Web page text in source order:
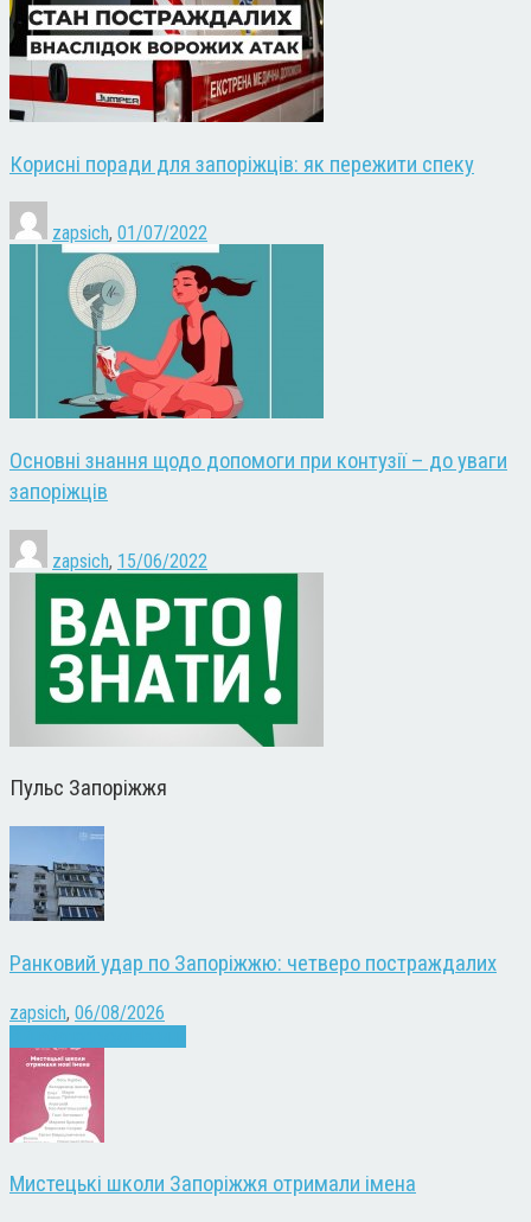
Корисні поради для запоріжців: як пережити спеку
zapsich, 01/07/2022
Основні знання щодо допомоги при контузії – до уваги
запоріжців
zapsich, 15/06/2022
Пульс Запоріжжя
Ранковий удар по Запоріжжю: четверо постраждалих
zapsich, 06/08/2026
Мистецькі школи Запоріжжя отримали імена